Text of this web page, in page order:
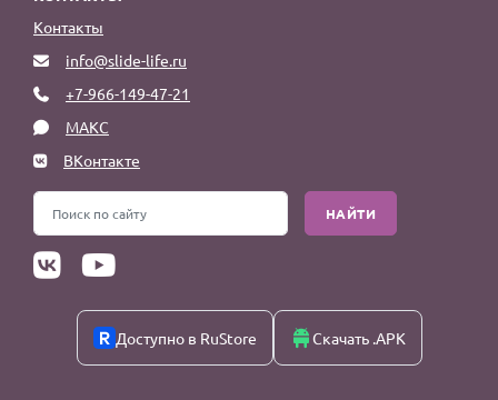
Контакты
info@slide-life.ru
+7-966-149-47-21
МАКС
ВКонтакте
НАЙТИ
Доступно в RuStore Скачать .APK